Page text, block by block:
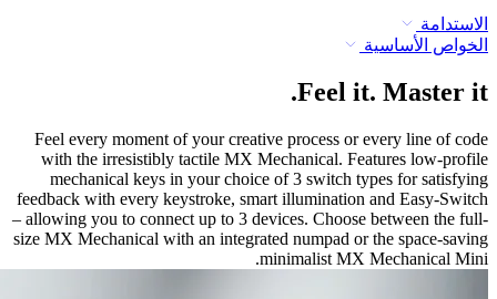
الاستدامة
الخواص الأساسية
Feel it. Master it.
Feel every moment of your creative process or every line of code
with the irresistibly tactile MX Mechanical. Features low-profile
mechanical keys in your choice of 3 switch types for satisfying
feedback with every keystroke, smart illumination and Easy-Switch
– allowing you to connect up to 3 devices. Choose between the full-
size MX Mechanical with an integrated numpad or the space-saving
minimalist MX Mechanical Mini.